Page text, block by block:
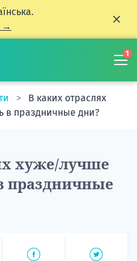
→
1
В каких отраслях
в праздничные дни?
хуже/лучше
праздничные